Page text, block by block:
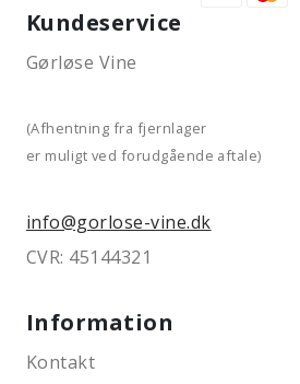
Kundeservice
Gørløse Vine
(Afhentning fra fjernlager
er muligt ved forudgående aftale)
info@gorlose-vine.dk
CVR: 45144321
Information
Kontakt